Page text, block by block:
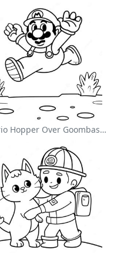
Mario Hopper Over Goombas Farvelægningsside